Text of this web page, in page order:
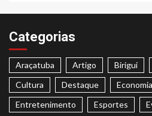
Categorias
Araçatuba Artigo Birigui
Cultura
Destaque Economia
Entretenimento
Esportes